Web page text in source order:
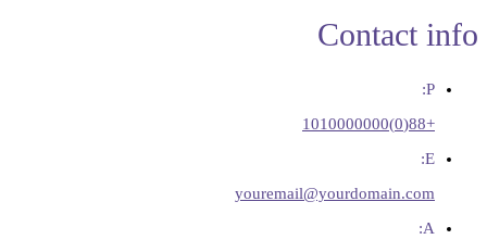
Contact info
P:
+88(0)1010000000
E:
youremail@yourdomain.com
A: